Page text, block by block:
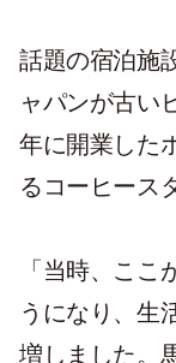
話題の宿泊施
ャパンが古い
年に開業した
るコーヒース
「当時、ここ
うになり、生
増しました。